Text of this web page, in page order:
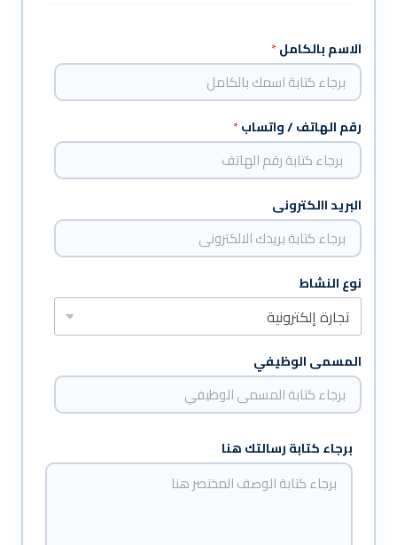
الاسم بالكامل*
رقم الهاتف / واتساب*
البريد االكترونى
نوع النشاط
المسمى الوظيفي
ل
ا
برجاء كتابة رسالتك هنا